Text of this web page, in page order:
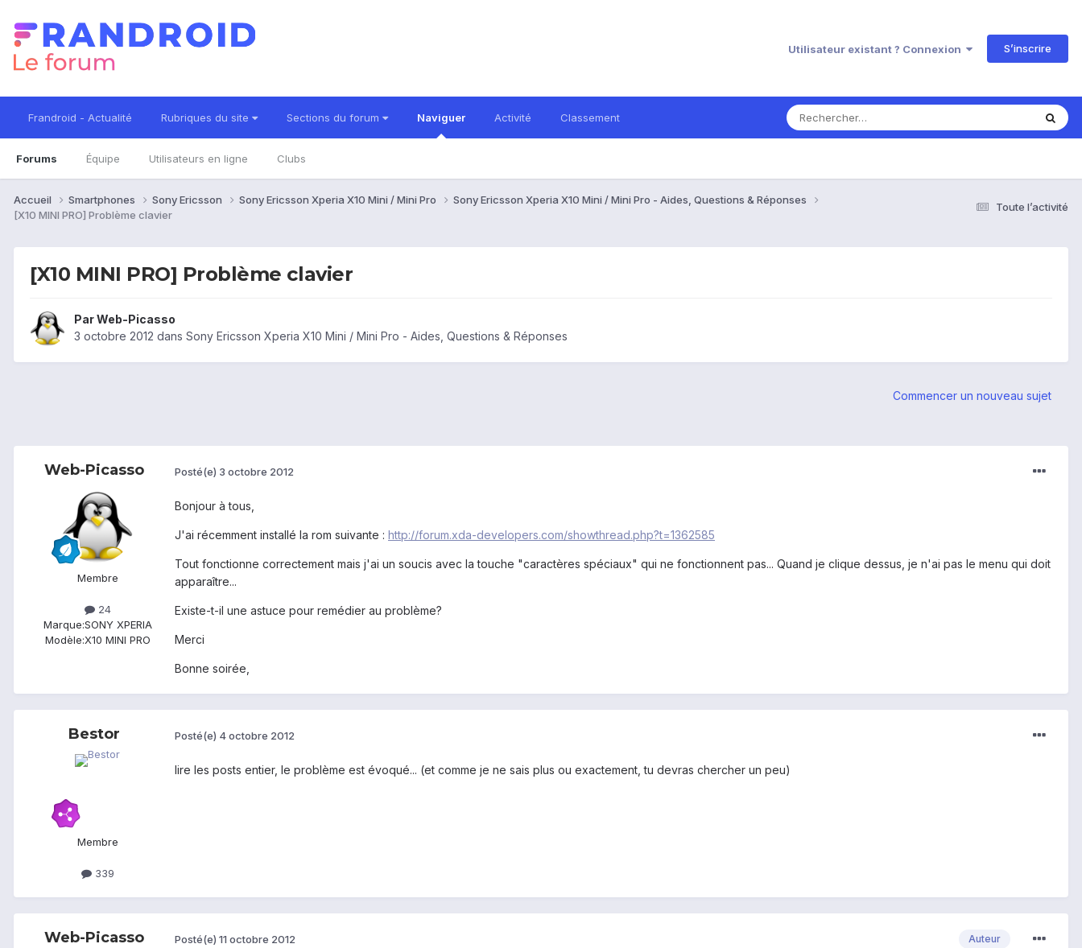
Utilisateur existant ? Connexion S’inscrire
Frandroid - Actualité Rubriques du site Sections du forum Naviguer
Forums Équipe Utilisateurs en ligne Clubs
Activité Classement
Toute l’activité
Accueil Smartphones Sony Ericsson Sony Ericsson Xperia X10 Mini / Mini Pro
Sony Ericsson Xperia X10 Mini / Mini Pro - Aides, Questions & Réponses
[X10 MINI PRO] Problème clavier
[X10 MINI PRO] Problème clavier
ParWeb-Picasso
3 octobre 2012 dans Sony Ericsson Xperia X10 Mini / Mini Pro - Aides, Questions & Réponses
Commencer un nouveau sujet
Web-Picasso
Membre
24
Marque:SONY XPERIA
Modèle:X10 MINI PRO
Posté(e) 3 octobre 2012
Bonjour à tous,
J'ai récemment installé la rom suivante : http://forum.xda-developers.com/showthread.php?t=1362585
Tout fonctionne correctement mais j'ai un soucis avec la touche "caractères spéciaux" qui ne fonctionnent pas... Quand je clique dessus, je n'ai pas le menu qui doit
apparaître...
Existe-t-il une astuce pour remédier au problème?
Merci
Bonne soirée,
Bestor
Membre
339
Posté(e) 4 octobre 2012
lire les posts entier, le problème est évoqué... (et comme je ne sais plus ou exactement, tu devras chercher un peu)
Web-Picasso Auteur
Posté(e) 11 octobre 2012